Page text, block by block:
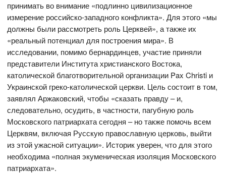
принимать во внимание «подлинно цивилизационное
измерение российско-западного конфликта». Для этого «мы
должны были рассмотреть роль Церквей», а также их
«реальный потенциал для построения мира». В
исследовании, помимо бернардинцев, участие приняли
представители Института христианского Востока,
католической благотворительной организации Pax Christi и
Украинской греко-католической церкви. Цель состоит в том,
заявлял Аржаковский, чтобы «сказать правду – и,
следовательно, осудить, в частности, пагубную роль
Московского патриархата сегодня – но также помочь всем
Церквям, включая Русскую православную церковь, выйти
из этой ужасной ситуации». Историк уверен, что для этого
необходима «полная экуменическая изоляция Московского
патриархата».